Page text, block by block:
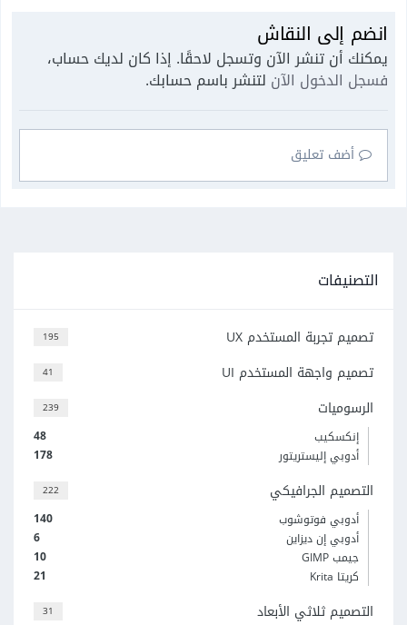
انضم إلى النقاش
يمكنك أن تنشر الآن وتسجل لاحقًا. إذا كان لديك حساب،
فسجل الدخول الآن لتنشر باسم حسابك.
أضف تعليق
التصنيفات
195 تصميم تجربة المستخدم UX
41 تصميم واجهة المستخدم UI
239 الرسوميات
48
إنكسكيب
178
أدوبي إليستريتور
222 التصميم الجرافيكي
140
أدوبي فوتوشوب
6
أدوبي إن ديزاين
10
جيمب GIMP
21
كريتا Krita
31 التصميم ثلاثي الأبعاد